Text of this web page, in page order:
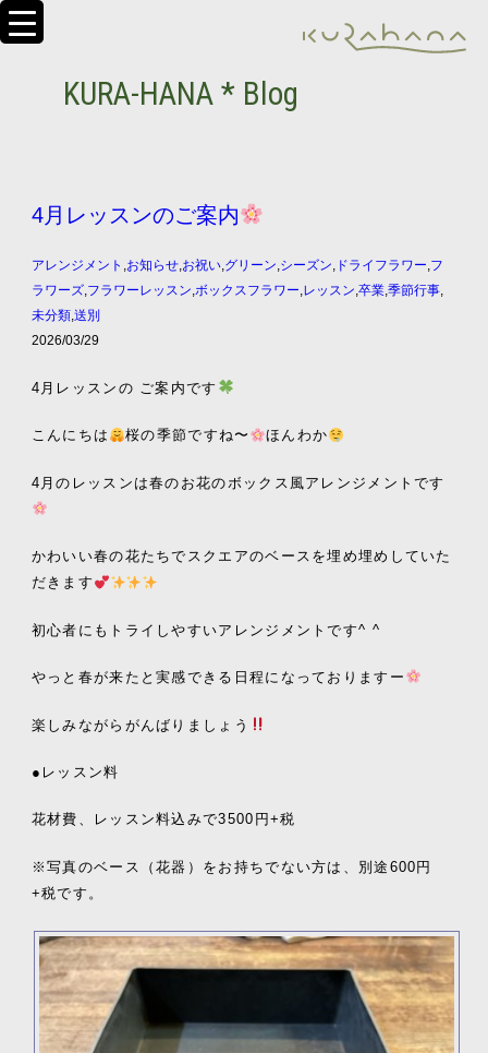
KURA-HANA * Blog
4月レッスンのご案内
アレンジメント ,お知らせ,お祝い,グリーン,シーズン,ドライフラワー,フ
ラワーズ,フラワーレッスン,ボックスフラワー,レッスン,卒業,季節行事,
未分類,送別
2026/03/29
4月レッスンの ご案内です
こんにちは 桜の季節ですね〜 ほんわか
4月のレッスンは春のお花のボックス風アレンジメントです
かわいい春の花たちでスクエアのベースを埋め埋めしていた
だきます
初心者にもトライしやすいアレンジメントです^ ^
やっと春が来たと実感できる日程になっておりますー
楽しみながらがんばりましょう
●レッスン料
花材費、レッスン料込みで3500円+税
※写真のベース（花器）をお持ちでない方は、別途600円
+税です。